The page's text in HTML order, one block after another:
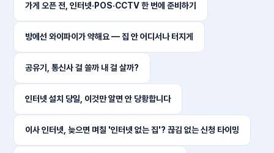
가게 오픈 전, 인터넷·POS·CCTV 한 번에 준비하기
방에선 와이파이가 약해요 — 집 안 어디서나 터지게
공유기, 통신사 걸 쓸까 내 걸 살까?
인터넷 설치 당일, 이것만 알면 안 당황합니다
이사 인터넷, 늦으면 며칠 '인터넷 없는 집'? 끊김 없는 신청 타이밍